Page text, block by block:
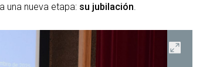
una nueva etapa: su jubilación.
Abrir